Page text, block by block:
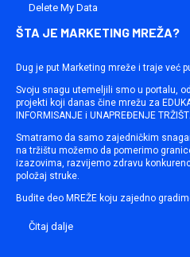
Delete My Data
ŠTA JE MARKETING MREŽA?
Dug je put Marketing mreže i traje već
Svoju snagu utemeljili smo u portalu,
projekti koji danas čine mrežu za
INFORMISANJE i UNAPREĐENJE
Smatramo da samo zajedničkim
na tržištu možemo da pomerimo
izazovima, razvijemo zdravu
položaj struke.
Budite deo MREŽE koju zajedno
Čitaj dalje